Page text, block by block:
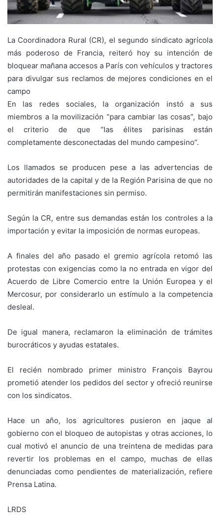
La Coordinadora Rural (CR), el segundo sindicato agrícola
más poderoso de Francia, reiteró hoy su intención de
bloquear mañana accesos a París con vehículos y tractores
para divulgar sus reclamos de mejores condiciones en el
campo
En las redes sociales, la organización instó a sus
miembros a la movilización “para cambiar las cosas”, bajo
el criterio de que “las élites parisinas están
completamente desconectadas del mundo campesino”.
Los llamados se producen pese a las advertencias de
autoridades de la capital y de la Región Parisina de que no
permitirán manifestaciones sin permiso.
Según la CR, entre sus demandas están los controles a la
importación y evitar la imposición de normas europeas.
A finales del año pasado el gremio agrícola retomó las
protestas con exigencias como la no entrada en vigor del
Acuerdo de Libre Comercio entre la Unión Europea y el
Mercosur, por considerarlo un estímulo a la competencia
desleal.
De igual manera, reclamaron la eliminación de trámites
burocráticos y ayudas estatales.
El recién nombrado primer ministro François Bayrou
prometió atender los pedidos del sector y ofreció reunirse
con los sindicatos.
Hace un año, los agricultores pusieron en jaque al
gobierno con el bloqueo de autopistas y otras acciones, lo
cual motivó el anuncio de una treintena de medidas para
revertir los problemas en el campo, muchas de ellas
denunciadas como pendientes de materialización, refiere
Prensa Latina.
LRDS